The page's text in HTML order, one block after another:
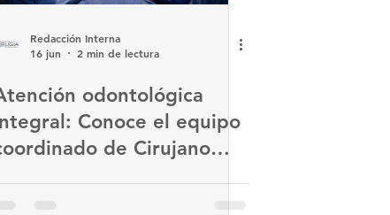
Redacción Interna
16 jun
2 min de lectura
odontológica
Conoce el equipo
de Cirujano